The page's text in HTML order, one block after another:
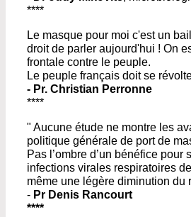
****
Le masque pour moi c'est un
droit de parler aujourd'hui ! On
frontale contre le peuple.
Le peuple français doit se
- Pr. Christian Perronne
****
" Aucune étude ne montre les
politique générale de port de
Pas l’ombre d’un bénéfice pour
infections virales respiratoires
même une légère diminution du
- Pr Denis Rancourt
****